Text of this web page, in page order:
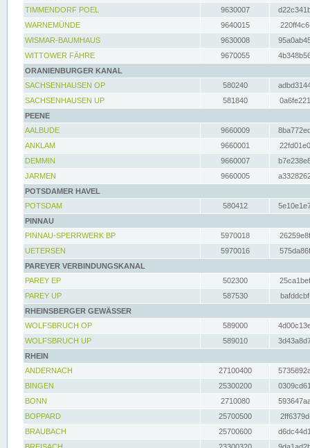
TIMMENDORF POEL
9630007
WARNEMÜNDE
9640015
WISMAR-BAUMHAUS
9630008
WITTOWER FÄHRE
9670055
ORANIENBURGER KANAL
SACHSENHAUSEN OP
580240
SACHSENHAUSEN UP
581840
PEENE
AALBUDE
9660009
ANKLAM
9660001
DEMMIN
9660007
JARMEN
9660005
POTSDAMER HAVEL
POTSDAM
580412
PINNAU
PINNAU-SPERRWERK BP
5970018
UETERSEN
5970016
PAREYER VERBINDUNGSKANAL
PAREY EP
502300
PAREY UP
587530
RHEINSBERGER GEWÄSSER
WOLFSBRUCH OP
589000
WOLFSBRUCH UP
589010
RHEIN
ANDERNACH
27100400
BINGEN
25300200
BONN
2710080
BOPPARD
25700500
BRAUBACH
25700600